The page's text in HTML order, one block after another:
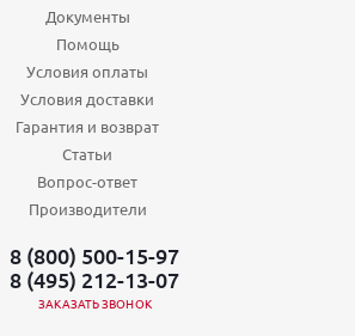
Документы
Помощь
Условия оплаты
Условия доставки
Гарантия и возврат
Статьи
Вопрос-ответ
Производители
8 (800) 500-15-97
8 (495) 212-13-07
ЗАКАЗАТЬ ЗВОНОК